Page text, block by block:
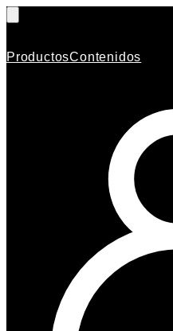
ProductosContenidos